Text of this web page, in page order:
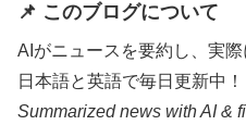
📌 このブログについて
AIがニュースを要約し、実
日本語と英語で毎日更新中！
Summarized news with AI &